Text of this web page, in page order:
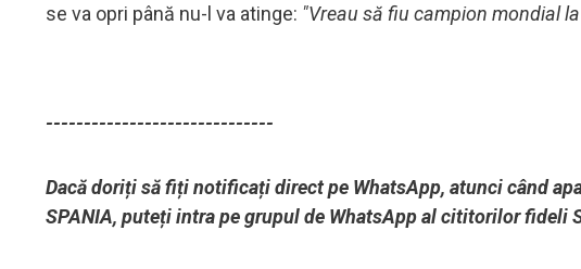
se va opri până nu-l va atinge: "Vreau să fiu campion mondial
------------------------------
Dacă doriți să fiți notificați direct pe WhatsApp, atunci când
SPANIA, puteți intra pe grupul de WhatsApp al cititorilor fideli